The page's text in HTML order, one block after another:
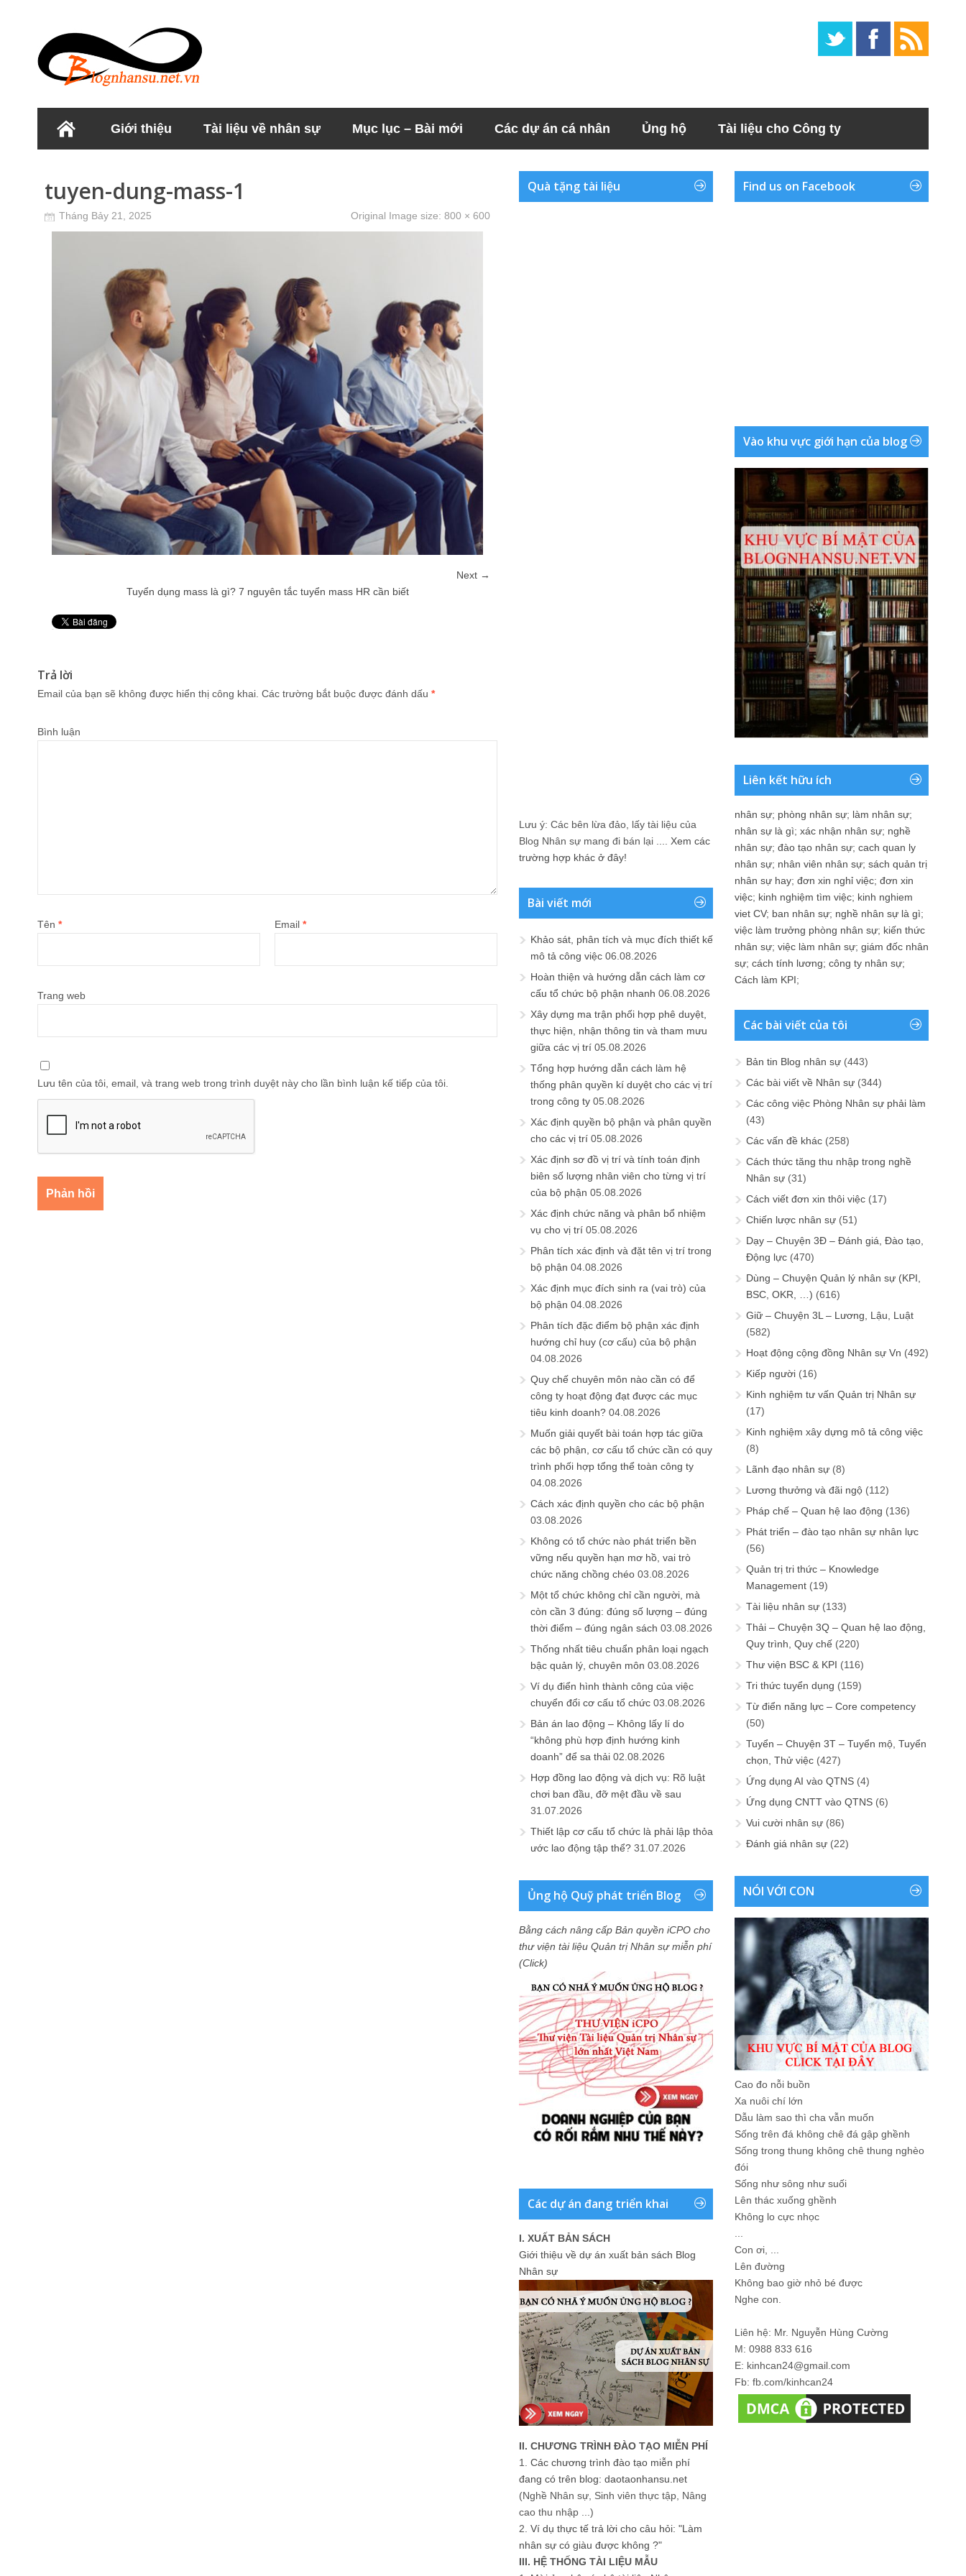
Giới thiệu Tài liệu về nhân sự Mục lục – Bài mới Các dự án cá nhân Ủng hộ Tài liệu cho Công ty
tuyen-dung-mass-1
Tháng Bảy 21, 2025 Original Image size: 800 × 600
Next →
Tuyển dụng mass là gì? 7 nguyên tắc tuyển mass HR cần biết
Trả lời
Email của bạn sẽ không được hiển thị công khai. Các trường bắt buộc được đánh dấu *
Bình luận
Tên * Email *
Trang web
Lưu tên của tôi, email, và trang web trong trình duyệt này cho lần bình luận kế tiếp của tôi.
Quà tặng tài liệu
Lưu ý: Các bên lừa đảo, lấy tài liệu của
Blog Nhân sự mang đi bán lại .... Xem các
trường hợp khác ở đây!
Bài viết mới
Khảo sát, phân tích và mục đích thiết kế
mô tả công việc 06.08.2026
Hoàn thiện và hướng dẫn cách làm cơ
cấu tổ chức bộ phận nhanh 06.08.2026
Xây dựng ma trận phối hợp phê duyệt,
thực hiện, nhận thông tin và tham mưu
giữa các vị trí 05.08.2026
Tổng hợp hướng dẫn cách làm hệ
thống phân quyền kí duyệt cho các vị trí
trong công ty 05.08.2026
Xác định quyền bộ phận và phân quyền
cho các vị trí 05.08.2026
Xác định sơ đồ vị trí và tính toán định
biên số lượng nhân viên cho từng vị trí
của bộ phận 05.08.2026
Xác định chức năng và phân bổ nhiệm
vụ cho vị trí 05.08.2026
Phân tích xác định và đặt tên vị trí trong
bộ phận 04.08.2026
Xác định mục đích sinh ra (vai trò) của
bộ phận 04.08.2026
Phân tích đặc điểm bộ phận xác định
hướng chỉ huy (cơ cấu) của bộ phận
04.08.2026
Quy chế chuyên môn nào cần có để
công ty hoạt động đạt được các mục
tiêu kinh doanh? 04.08.2026
Muốn giải quyết bài toán hợp tác giữa
các bộ phận, cơ cấu tổ chức cần có quy
trình phối hợp tổng thể toàn công ty
04.08.2026
Cách xác định quyền cho các bộ phận
03.08.2026
Không có tổ chức nào phát triển bền
vững nếu quyền hạn mơ hồ, vai trò
chức năng chồng chéo 03.08.2026
Một tổ chức không chỉ cần người, mà
còn cần 3 đúng: đúng số lượng – đúng
thời điểm – đúng ngân sách 03.08.2026
Thống nhất tiêu chuẩn phân loại ngạch
bậc quản lý, chuyên môn 03.08.2026
Ví dụ điển hình thành công của việc
chuyển đổi cơ cấu tổ chức 03.08.2026
Bản án lao động – Không lấy lí do
“không phù hợp định hướng kinh
doanh” để sa thải 02.08.2026
Hợp đồng lao động và dịch vụ: Rõ luật
chơi ban đầu, đỡ mệt đầu về sau
31.07.2026
Thiết lập cơ cấu tổ chức là phải lập thỏa
ước lao động tập thể? 31.07.2026
Ủng hộ Quỹ phát triển Blog
Bằng cách nâng cấp Bản quyền iCPO cho
thư viện tài liệu Quản trị Nhân sự miễn phí
(Click)
Các dự án đang triển khai
I. XUẤT BẢN SÁCH
Giới thiệu về dự án xuất bản sách Blog
Nhân sự
II. CHƯƠNG TRÌNH ĐÀO TẠO MIỄN PHÍ
1. Các chương trình đào tạo miễn phí
đang có trên blog: daotaonhansu.net
(Nghề Nhân sự, Sinh viên thực tập, Nâng
cao thu nhập ...)
2. Ví dụ thực tế trả lời cho câu hỏi: "Làm
nhân sự có giàu được không ?"
III. HỆ THỐNG TÀI LIỆU MẪU
Find us on Facebook
Vào khu vực giới hạn của blog
Liên kết hữu ích
nhân sự; phòng nhân sự; làm nhân sự;
nhân sự là gì; xác nhận nhân sự; nghề
nhân sự; đào tạo nhân sự; cach quan ly
nhân sự; nhân viên nhân sự; sách quản trị
nhân sự hay; đơn xin nghỉ việc; đơn xin
việc; kinh nghiệm tìm việc; kinh nghiem
viet CV; ban nhân sự; nghề nhân sự là gì;
việc làm trưởng phòng nhân sự; kiến thức
nhân sự; việc làm nhân sự; giám đốc nhân
sự; cách tính lương; công ty nhân sự;
Cách làm KPI;
Các bài viết của tôi
Bản tin Blog nhân sự (443)
Các bài viết về Nhân sự (344)
Các công việc Phòng Nhân sự phải làm
(43)
Các vấn đề khác (258)
Cách thức tăng thu nhập trong nghề
Nhân sự (31)
Cách viết đơn xin thôi việc (17)
Chiến lược nhân sự (51)
Dạy – Chuyện 3Đ – Đánh giá, Đào tạo,
Động lực (470)
Dùng – Chuyện Quản lý nhân sự (KPI,
BSC, OKR, …) (616)
Giữ – Chuyện 3L – Lương, Lậu, Luật
(582)
Hoạt động cộng đồng Nhân sự Vn (492)
Kiếp người (16)
Kinh nghiệm tư vấn Quản trị Nhân sự
(17)
Kinh nghiệm xây dựng mô tả công việc
(8)
Lãnh đạo nhân sự (8)
Lương thưởng và đãi ngộ (112)
Pháp chế – Quan hệ lao động (136)
Phát triển – đào tạo nhân sự nhân lực
(56)
Quản trị tri thức – Knowledge
Management (19)
Tài liệu nhân sự (133)
Thải – Chuyện 3Q – Quan hệ lao động,
Quy trình, Quy chế (220)
Thư viện BSC & KPI (116)
Tri thức tuyển dụng (159)
Từ điển năng lực – Core competency
(50)
Tuyển – Chuyện 3T – Tuyển mộ, Tuyển
chọn, Thử việc (427)
Ứng dụng AI vào QTNS (4)
Ứng dụng CNTT vào QTNS (6)
Vui cười nhân sự (86)
Đánh giá nhân sự (22)
NÓI VỚI CON
Cao đo nỗi buồn
Xa nuôi chí lớn
Dẫu làm sao thì cha vẫn muốn
Sống trên đá không chê đá gập ghềnh
Sống trong thung không chê thung nghèo
đói
Sống như sông như suối
Lên thác xuống ghềnh
Không lo cực nhọc
Con ơi, ...
Lên đường
Không bao giờ nhỏ bé được
Nghe con.
Liên hệ: Mr. Nguyễn Hùng Cường
M: 0988 833 616
E: kinhcan24@gmail.com
Fb: fb.com/kinhcan24